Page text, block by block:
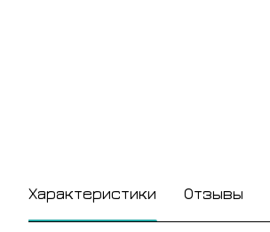
Характеристики Отзывы